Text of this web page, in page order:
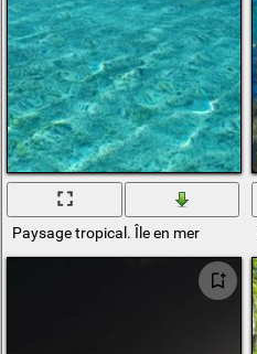
Paysage tropical. Île en mer